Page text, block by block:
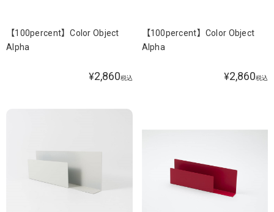
【100percent】Color Object
Alpha
¥2,860税込
【100percent】Color Object
Alpha
¥2,860税込